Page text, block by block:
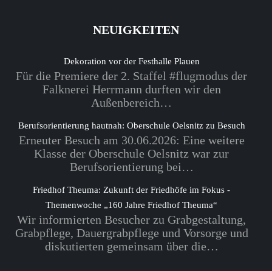
NEUIGKEITEN
Dekoration vor der Festhalle Plauen
Für die Premiere der 2. Staffel #flugmodus der
Falknerei Herrmann durften wir den
Außenbereich…
Berufsorientierung hautnah: Oberschule Oelsnitz zu Besuch
Erneuter Besuch am 30.06.2026: Eine weitere
Klasse der Oberschule Oelsnitz war zur
Berufsorientierung bei…
Friedhof Theuma: Zukunft der Friedhöfe im Fokus -
Themenwoche „160 Jahre Friedhof Theuma“
Wir informierten Besucher zu Grabgestaltung,
Grabpflege, Dauergrabpflege und Vorsorge und
diskutierten gemeinsam über die…